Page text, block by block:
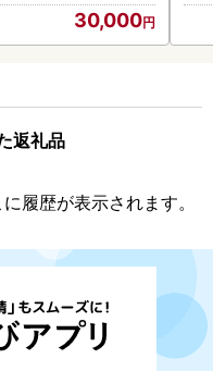
30,000
返礼品
履歴が表示されます。